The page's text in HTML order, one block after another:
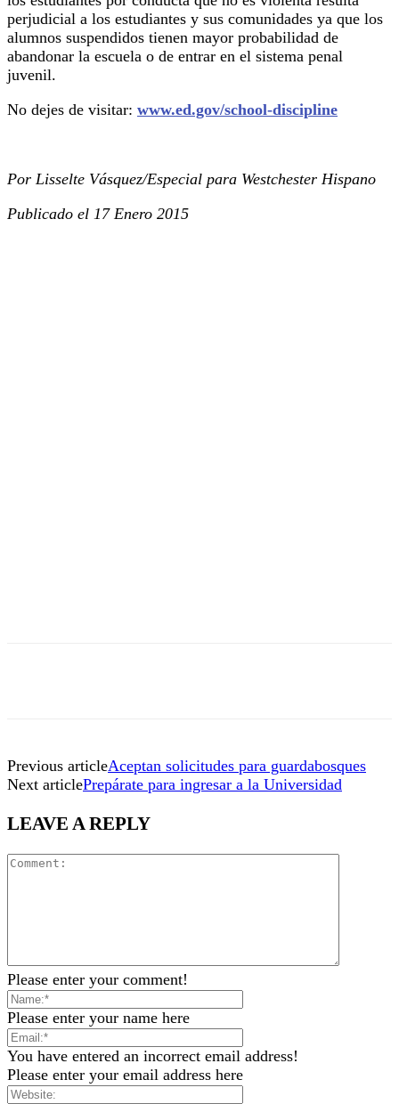
perjudicial a los estudiantes y sus comunidades ya que los
alumnos suspendidos tienen mayor probabilidad de
abandonar la escuela o de entrar en el sistema penal
juvenil.
No dejes de visitar: www.ed.gov/school-discipline
Por Lisselte Vásquez/Especial para Westchester Hispano
Publicado el 17 Enero 2015
Previous articleAceptan solicitudes para guardabosques
Next articlePrepárate para ingresar a la Universidad
LEAVE A REPLY
Please enter your comment!
Please enter your name here
You have entered an incorrect email address!
Please enter your email address here